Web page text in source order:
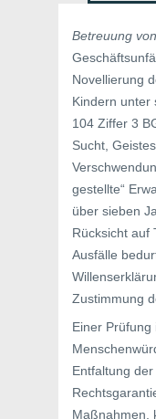
Betreuung
Novellierung
Kindern unter
104 Ziffer 3
Sucht,
gestellte“
über sieben
Rücksicht auf
Ausfälle
Zustimmung
Einer Prüfung
Entfaltung
Maßnahmen,